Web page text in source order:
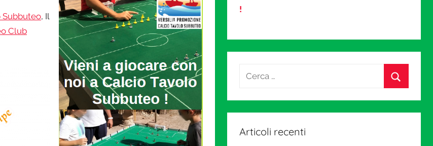
Subbuteo, Il
Club
!
Articoli recenti